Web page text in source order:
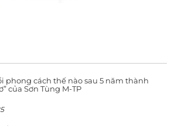
phong cách thế nào sau 5 năm thành
của Sơn Tùng M-TP